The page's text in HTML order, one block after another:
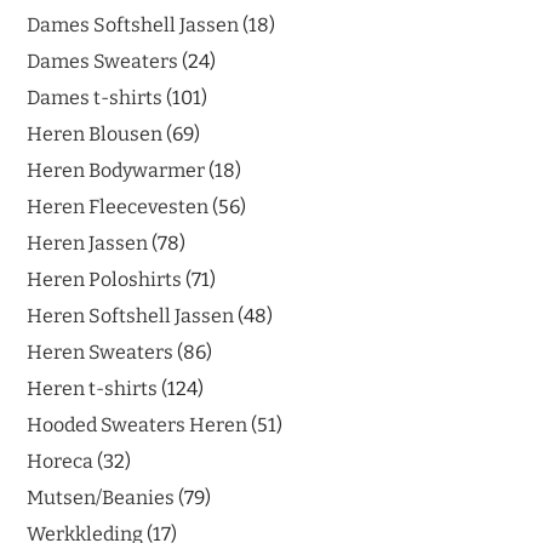
Dames Softshell Jassen 18
Dames Sweaters 24
Dames t-shirts 101
Heren Blousen 69
Heren Bodywarmer 18
Heren Fleecevesten 56
Heren Jassen 78
Heren Poloshirts 71
Heren Softshell Jassen 48
Heren Sweaters 86
Heren t-shirts 124
Hooded Sweaters Heren 51
Horeca 32
Mutsen/Beanies 79
Werkkleding 17